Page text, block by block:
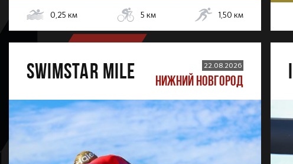
0,25 км 5 км 1,50км
SWIMSTAR MILE 22.08.2026
НИЖНИЙ НОВГОРОД